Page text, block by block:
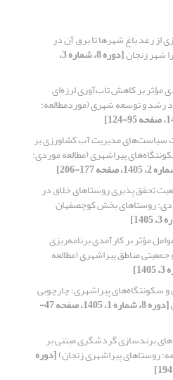
از رعد باغ شهرها تا برق آن در
شهر زنجان [دوره 8، شماره 3،
مؤثر بر کاهش تاب‌آوری لرزه‌ای
رشد و توسعه شهری (موردمطالعه:
سیاست‌های مدیریت آب کشاورزی بر
پیراشهری(مطالعه موردی:
تحقق پذیری روستاهای خلاق در
روستاهای بخش کوچصفهان
مؤثر بر کارآمدی برنامه‌ریزی
مناطق پیراشهری (مطالعه
سکونتگاه‌های پیراشهری؛ چارچوبی
[دوره 8، شماره 1، 1405، صفحه 47-
برندسازی گردشگری مبتنی بر
روستاهای پیراشهری زنجان)[دوره